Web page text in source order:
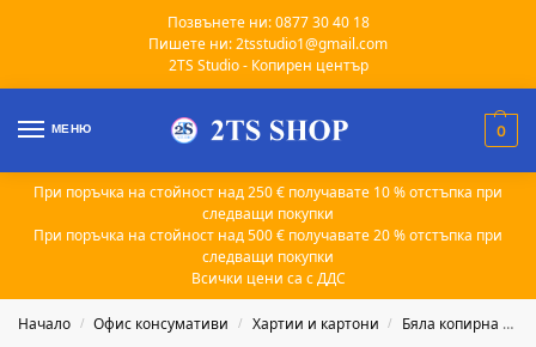
Позвънете ни: 0877 30 40 18
Пишете ни: 2tsstudio1@gmail.com
2TS Studio - Копирен център
МЕНЮ 0
При поръчка на стойност над 250 € получавате 10 % отстъпка при
следващи покупки
При поръчка на стойност над 500 € получавате 20 % отстъпка при
следващи покупки
Всички цени са с ДДС
Начало / Офис консумативи / Хартии и картони / Бяла копирна хартия